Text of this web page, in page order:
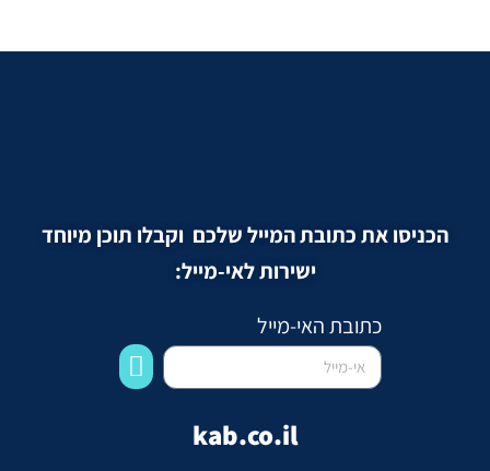
הכניסו את כתובת המייל שלכם וקבלו תוכן מיוחד
ישירות לאי-מייל:
כתובת האי-מייל
kab.co.il